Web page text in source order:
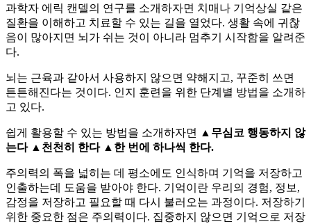
과학자 에릭 캔델의 연구를 소개하자면 치매나 기억상실 같은
질환을 이해하고 치료할 수 있는 길을 열었다. 생활 속에 귀찮
음이 많아지면 뇌가 쉬는 것이 아니라 멈추기 시작함을 알려준
다.
뇌는 근육과 같아서 사용하지 않으면 약해지고, 꾸준히 쓰면
튼튼해진다는 것이다. 인지 훈련을 위한 단계별 방법을 소개하
고 있다.
쉽게 활용할 수 있는 방법을 소개하자면
▲무심코 행동하지 않
는다 ▲천천히 한다 ▲한 번에 하나씩 한다.
주의력의 폭을 넓히는 데 평소에도 인식하며 기억을 저장하고
인출하는데 도움을 받아야 한다. 기억이란 우리의 경험, 정보,
감정을 저장하고 필요할 때 다시 불러오는 과정이다. 저장하기
위한 중요한 점은 주의력이다. 집중하지 않으면 기억으로 저장